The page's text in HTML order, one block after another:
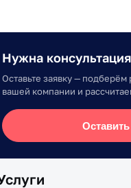
Нужна
Оставьте заявку —
вашей компании и